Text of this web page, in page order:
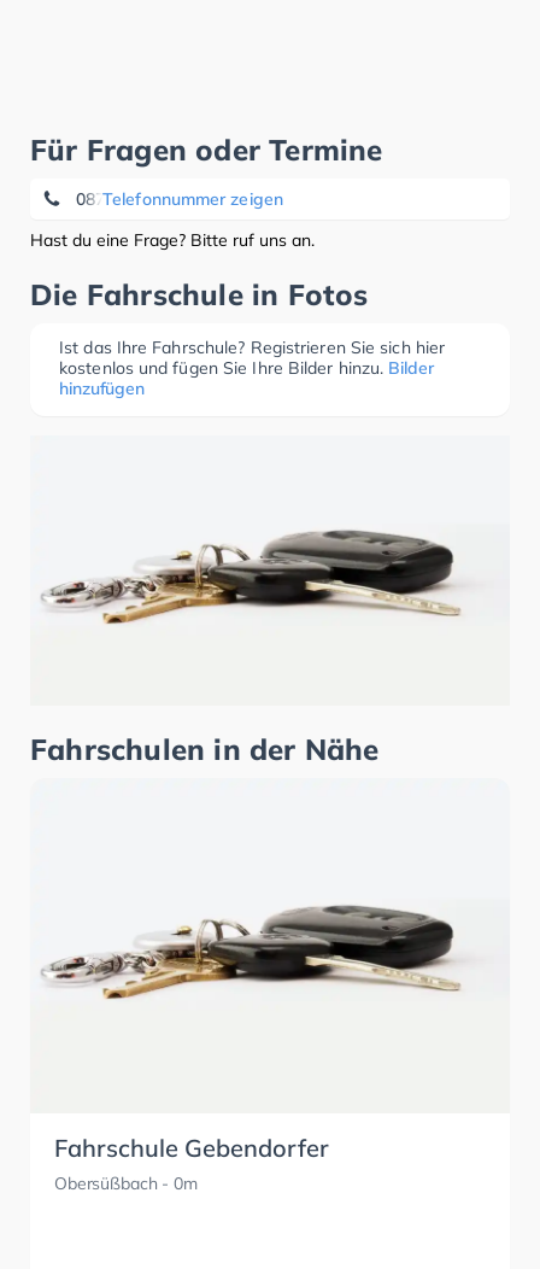
Für Fragen oder Termine
Telefonnummer zeigen
08708 666
Hast du eine Frage? Bitte ruf uns an.
Die Fahrschule in Fotos
Ist das Ihre Fahrschule? Registrieren Sie sich hier
kostenlos und fügen Sie Ihre Bilder hinzu. Bilder
hinzufügen
Fahrschulen in der Nähe
Fahrschule Gebendorfer
Obersüßbach - 0m